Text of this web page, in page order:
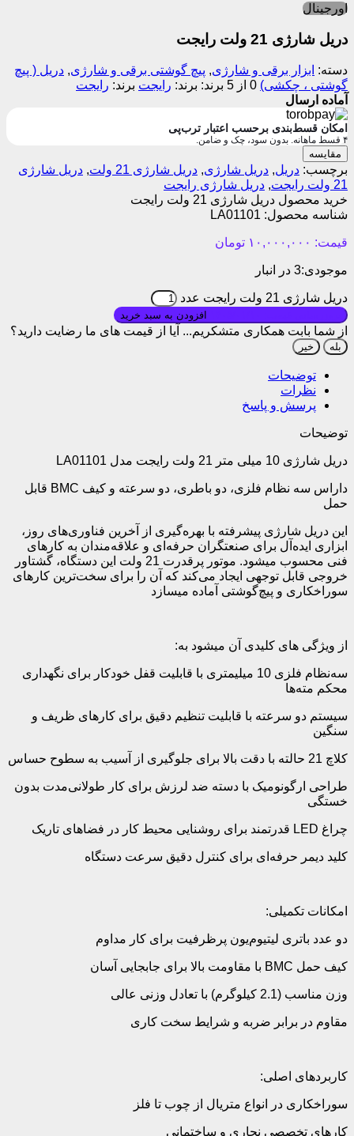
اورجینال
دریل شارژی 21 ولت رایجت
دسته: ابزار برقی و شارژی, پیچ گوشتی برقی و شارژی, دریل ( پیچ
گوشتی ، چکشی) 0 از 5 برند: رایجت برند: رایجت
آماده ارسال
امکان قسط‌بندی برحسب اعتبار ترب‌پی
۴ قسط ماهانه. بدون سود، چک و ضامن.
مقایسه
برچسب: دریل, دریل شارژی, دریل شارژی 21 ولت , دریل شارژی
21 ولت رایجت
, دریل شارژی رایجت
خرید محصول دریل شارژی 21 ولت رایجت
شناسه محصول: LA01101
قیمت: ۱۰,۰۰۰,۰۰۰ تومان
موجودی:3 در انبار
دریل شارژی 21 ولت رایجت عدد
از شما بابت همکاری متشکریم... آیا از قیمت های ما رضایت دارید؟
بله خیر
توضیحات
نظرات
پرسش و پاسخ
توضیحات
دریل شارژی 10 میلی متر 21 ولت رایجت مدل LA01101
داراس سه نظام فلزی، دو باطری، دو سرعته و کیف BMC قابل
حمل
این دریل شارژی پیشرفته با بهره‌گیری از آخرین فناوری‌های روز،
ابزاری ایده‌آل برای صنعتگران حرفه‌ای و علاقه‌مندان به کارهای
فنی محسوب میشود. موتور پرقدرت 21 ولت این دستگاه، گشتاور
خروجی قابل توجهی ایجاد می‌کند که آن را برای سخت‌ترین کارهای
سوراخکاری و پیچ‌گوشتی آماده میسازد
از ویژگی های کلیدی آن میشود به:
سه‌نظام فلزی 10 میلیمتری با قابلیت قفل خودکار برای نگهداری
محکم مته‌ها
سیستم دو سرعته با قابلیت تنظیم دقیق برای کارهای ظریف و
سنگین
کلاچ 21 حالته با دقت بالا برای جلوگیری از آسیب به سطوح حساس
طراحی ارگونومیک با دسته ضد لرزش برای کار طولانی‌مدت بدون
خستگی
چراغ LED قدرتمند برای روشنایی محیط کار در فضاهای تاریک
کلید دیمر حرفه‌ای برای کنترل دقیق سرعت دستگاه
امکانات تکمیلی:
دو عدد باتری لیتیوم‌یون پرظرفیت برای کار مداوم
کیف حمل BMC با مقاومت بالا برای جابجایی آسان
وزن مناسب (2.1 کیلوگرم) با تعادل وزنی عالی
مقاوم در برابر ضربه و شرایط سخت کاری
کاربردهای اصلی:
سوراخکاری در انواع متریال از چوب تا فلز
کارهای تخصصی نجاری و ساختمانی